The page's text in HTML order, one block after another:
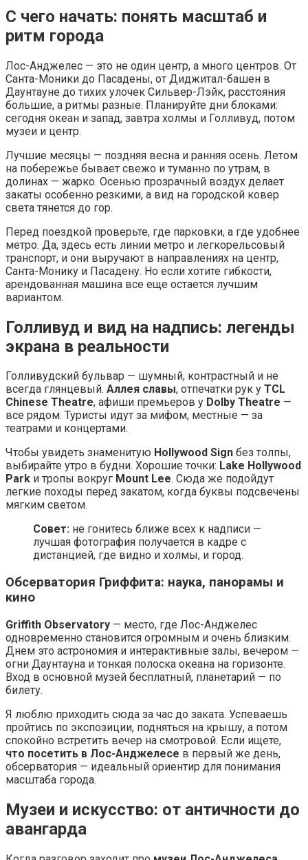
С чего начать: понять масштаб и
ритм города
Лос-Анджелес — это не один центр, а много центров. От
Санта-Моники до Пасадены, от Диджитал-башен в
Даунтауне до тихих улочек Сильвер-Лэйк, расстояния
большие, а ритмы разные. Планируйте дни блоками:
сегодня океан и запад, завтра холмы и Голливуд, потом
музеи и центр.
Лучшие месяцы — поздняя весна и ранняя осень. Летом
на побережье бывает свежо и туманно по утрам, в
долинах — жарко. Осенью прозрачный воздух делает
закаты особенно резкими, а вид на городской ковер
света тянется до гор.
Перед поездкой проверьте, где парковки, а где удобнее
метро. Да, здесь есть линии метро и легкорельсовый
транспорт, и они выручают в направлениях на центр,
Санта-Монику и Пасадену. Но если хотите гибкости,
арендованная машина все еще остается лучшим
вариантом.
Голливуд и вид на надпись: легенды
экрана в реальности
Голливудский бульвар — шумный, контрастный и не
всегда глянцевый. Аллея славы, отпечатки рук у TCL
Chinese Theatre, афиши премьеров у Dolby Theatre —
все рядом. Туристы идут за мифом, местные — за
театрами и концертами.
Чтобы увидеть знаменитую Hollywood Sign без толпы,
выбирайте утро в будни. Хорошие точки: Lake Hollywood
Park и тропы вокруг Mount Lee. Сюда же подойдут
легкие походы перед закатом, когда буквы подсвечены
мягким светом.
Совет: не гонитесь ближе всех к надписи —
лучшая фотография получается в кадре с
дистанцией, где видно и холмы, и город.
Обсерватория Гриффита: наука, панорамы и
кино
Griffith Observatory — место, где Лос-Анджелес
одновременно становится огромным и очень близким.
Днем это астрономия и интерактивные залы, вечером —
огни Даунтауна и тонкая полоска океана на горизонте.
Вход в основной музей бесплатный, планетарий — по
билету.
Я люблю приходить сюда за час до заката. Успеваешь
пройтись по экспозиции, подняться на крышу, а потом
спокойно встретить вечер на смотровой. Если ищете,
что посетить в Лос-Анджелесе в первый же день,
обсерватория — идеальный ориентир для понимания
масштаба города.
Музеи и искусство: от античности до
авангарда